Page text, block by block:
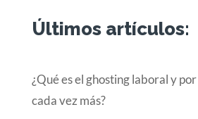
Últimos artículos:
¿Qué es el ghosting laboral y
cada vez más?